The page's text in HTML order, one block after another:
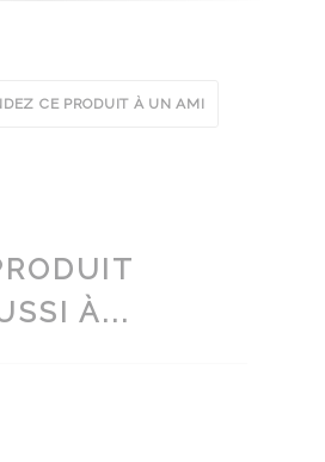
CE PRODUIT À UN AMI
À...